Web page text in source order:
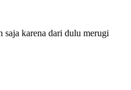
karena dari dulu merugi